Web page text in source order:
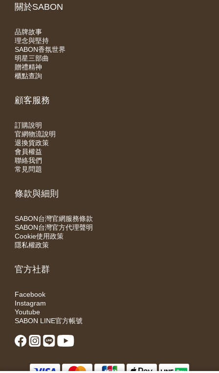
關於SABON
品牌故事
理念與堅持
SABON香氛世界
明星三部曲
贈禮精神
櫃點查詢
顧客服務
訂購說明
官網物流說明
退換貨政策
會員權益
聯絡我們
常見問題
條款與細則
SABON台灣官網服務條款
SABON台灣官方代理聲明
Cookie使用政策
隱私權政策
官方社群
Facebook
Instagram
Youtube
SABON LINE官方帳號